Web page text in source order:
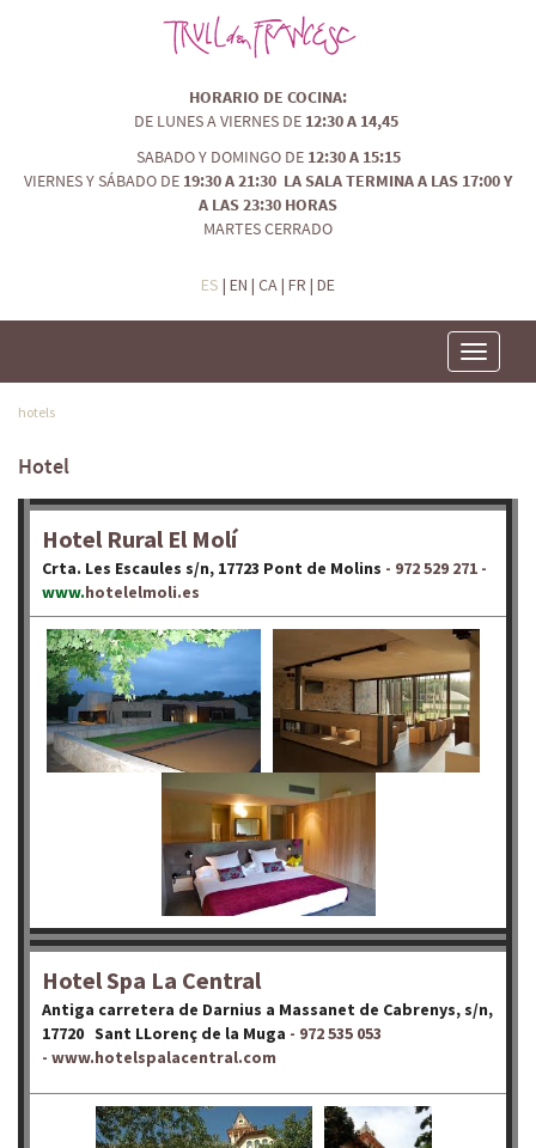
HORARIO DE COCINA:
DE LUNES A VIERNES DE 12:30 A 14,45
SABADO Y DOMINGO DE12:30 A 15:15
VIERNES Y SÁBADO DE 19:30 A 21:30 LA SALA TERMINA A LAS 17:00 Y
A LAS 23:30 HORAS
MARTES CERRADO
ES | EN | CA| FR | DE
Toggle
hotels
Hotel
Hotel Rural El Molí
Crta. Les Escaules s/n, 17723 Pont de Molins - 972 529 271 -
www.hotelelmoli.es
Hotel Spa La Central
Antiga carretera de Darnius a Massanet de Cabrenys, s/n,
17720 Sant LLorenç de la Muga - 972 535 053
- www.hotelspalacentral.com